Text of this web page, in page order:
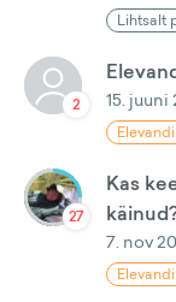
Lihtsalt
2 15. juuni
27
Kas
7. nov